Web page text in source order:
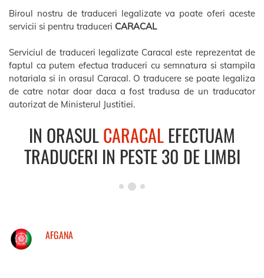
Biroul nostru de traduceri legalizate va poate oferi aceste
servicii si pentru traduceri CARACAL
Serviciul de traduceri legalizate Caracal este reprezentat de
faptul ca putem efectua traduceri cu semnatura si stampila
notariala si in orasul Caracal. O traducere se poate legaliza
de catre notar doar daca a fost tradusa de un traducator
autorizat de Ministerul Justitiei.
IN ORASULCARACAL EFECTUAM
TRADUCERI IN PESTE 30 DE LIMBI
AFGANA